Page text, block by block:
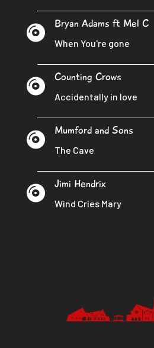
 Bryan Adams ft Mel C
When You're gone
 Counting Crows
Accidentally in love
 Mumford and Sons
The Cave
 Jimi Hendrix
Wind Cries Mary